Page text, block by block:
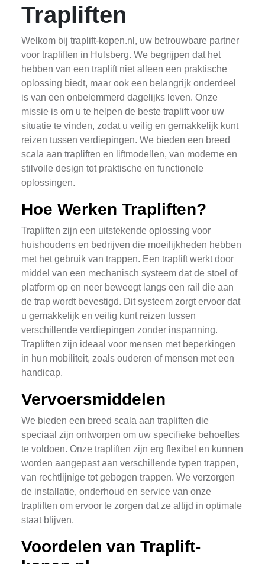
Trapliften
Welkom bij traplift-kopen.nl, uw betrouwbare partner
voor trapliften in Hulsberg. We begrijpen dat het
hebben van een traplift niet alleen een praktische
oplossing biedt, maar ook een belangrijk onderdeel
is van een onbelemmerd dagelijks leven. Onze
missie is om u te helpen de beste traplift voor uw
situatie te vinden, zodat u veilig en gemakkelijk kunt
reizen tussen verdiepingen. We bieden een breed
scala aan trapliften en liftmodellen, van moderne en
stilvolle design tot praktische en functionele
oplossingen.
Hoe Werken Trapliften?
Trapliften zijn een uitstekende oplossing voor
huishoudens en bedrijven die moeilijkheden hebben
met het gebruik van trappen. Een traplift werkt door
middel van een mechanisch systeem dat de stoel of
platform op en neer beweegt langs een rail die aan
de trap wordt bevestigd. Dit systeem zorgt ervoor dat
u gemakkelijk en veilig kunt reizen tussen
verschillende verdiepingen zonder inspanning.
Trapliften zijn ideaal voor mensen met beperkingen
in hun mobiliteit, zoals ouderen of mensen met een
handicap.
Vervoersmiddelen
We bieden een breed scala aan trapliften die
speciaal zijn ontworpen om uw specifieke behoeftes
te voldoen. Onze trapliften zijn erg flexibel en kunnen
worden aangepast aan verschillende typen trappen,
van rechtlijnige tot gebogen trappen. We verzorgen
de installatie, onderhoud en service van onze
trapliften om ervoor te zorgen dat ze altijd in optimale
staat blijven.
Voordelen van Traplift-